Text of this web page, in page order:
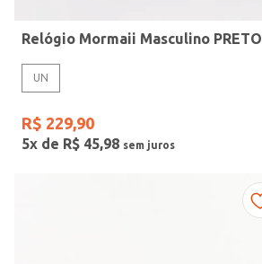
Vendido Por
Relógio Mormaii Masculino PRETO
UN
R$ 229,90
5x de R$ 45,98